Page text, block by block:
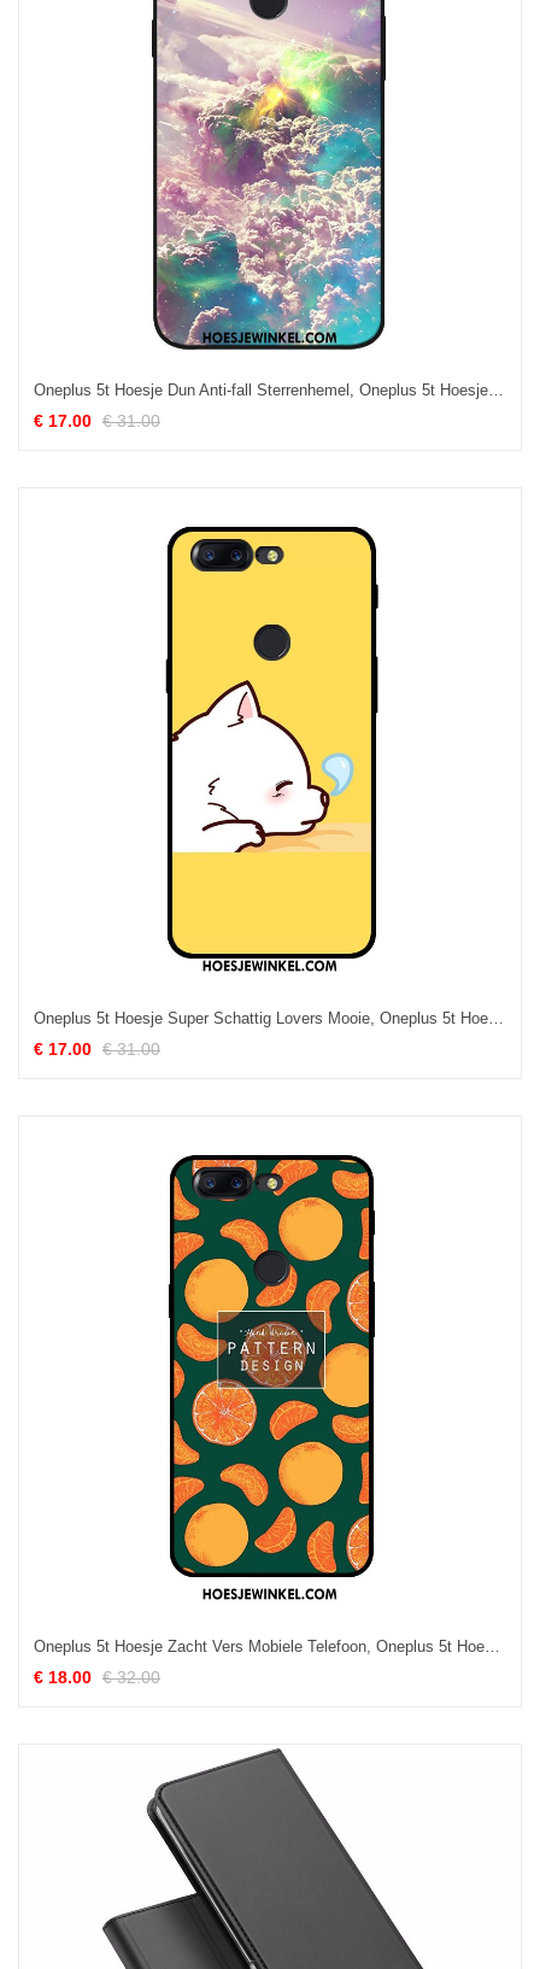
Oneplus 5t Hoesje Dun Anti-fall Sterrenhemel, Oneplus 5t Hoesje Trendy Merk Zacht
€ 17.00 € 31.00
Oneplus 5t Hoesje Super Schattig Lovers Mooie, Oneplus 5t Hoesje All Inclusive Mobiele Telefoon
€ 17.00 € 31.00
Oneplus 5t Hoesje Zacht Vers Mobiele Telefoon, Oneplus 5t Hoesje Siliconen Mini Orange
€ 18.00 € 32.00